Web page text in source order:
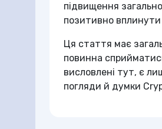
підвищення
позитивно вплинути
Ця стаття має
повинна
висловлені тут, є
погляди й думки